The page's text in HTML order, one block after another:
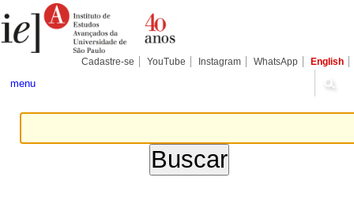
para
conteúdo.
Pessoais
Cadastre-se YouTube Instagram WhatsApp English
menu